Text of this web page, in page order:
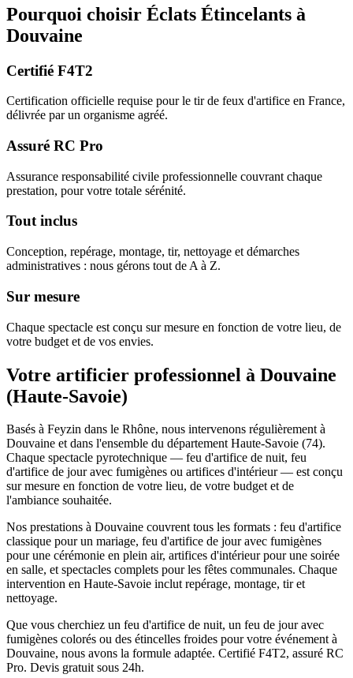
Pourquoi choisir Éclats Étincelants à
Douvaine
Certifié F4T2
Certification officielle requise pour le tir de feux d'artifice en France,
délivrée par un organisme agréé.
Assuré RC Pro
Assurance responsabilité civile professionnelle couvrant chaque
prestation, pour votre totale sérénité.
Tout inclus
Conception, repérage, montage, tir, nettoyage et démarches
administratives : nous gérons tout de A à Z.
Sur mesure
Chaque spectacle est conçu sur mesure en fonction de votre lieu, de
votre budget et de vos envies.
Votre artificier professionnel à Douvaine
(Haute-Savoie)
Basés à Feyzin dans le Rhône, nous intervenons régulièrement à
Douvaine et dans l'ensemble du département Haute-Savoie (74).
Chaque spectacle pyrotechnique — feu d'artifice de nuit, feu
d'artifice de jour avec fumigènes ou artifices d'intérieur — est conçu
sur mesure en fonction de votre lieu, de votre budget et de
l'ambiance souhaitée.
Nos prestations à Douvaine couvrent tous les formats : feu d'artifice
classique pour un mariage, feu d'artifice de jour avec fumigènes
pour une cérémonie en plein air, artifices d'intérieur pour une soirée
en salle, et spectacles complets pour les fêtes communales. Chaque
intervention en Haute-Savoie inclut repérage, montage, tir et
nettoyage.
Que vous cherchiez un feu d'artifice de nuit, un feu de jour avec
fumigènes colorés ou des étincelles froides pour votre événement à
Douvaine, nous avons la formule adaptée. Certifié F4T2, assuré RC
Pro. Devis gratuit sous 24h.